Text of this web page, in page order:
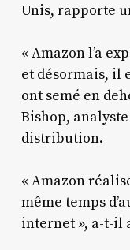
Unis, rapporte
« Amazon l’a
et désormais, il
ont semé en
Bishop,
distribution.
« Amazon
même temps
internet », a-t-il